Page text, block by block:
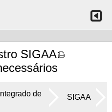
SIGAA:
de
SIGAA